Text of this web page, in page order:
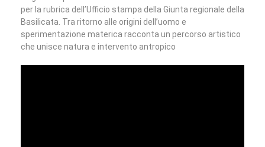
per la rubrica dell’Ufficio stampa della Giunta regionale della
Basilicata. Tra ritorno alle origini dell’uomo e
sperimentazione materica racconta un percorso artistico
che unisce natura e intervento antropico